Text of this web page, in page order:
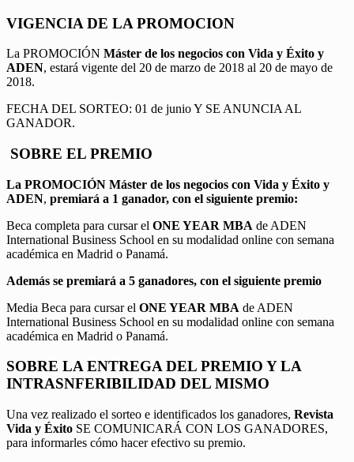
VIGENCIA DE LA PROMOCION
La PROMOCIÓN Máster de los negocios con Vida y Éxito y
ADEN, estará vigente del 20 de marzo de 2018 al 20 de mayo de
2018.
FECHA DEL SORTEO: 01 de junio Y SE ANUNCIA AL
GANADOR.
SOBRE EL PREMIO
La PROMOCIÓN Máster de los negocios con Vida y Éxito y
ADEN, premiará a 1 ganador, con el siguiente premio:
Beca completa para cursar el ONE YEAR MBA de ADEN
International Business School en su modalidad online con semana
académica en Madrid o Panamá.
Además se premiará a 5 ganadores, con el siguiente premio
Media Beca para cursar el ONE YEAR MBA de ADEN
International Business School en su modalidad online con semana
académica en Madrid o Panamá.
SOBRE LA ENTREGA DEL PREMIO Y LA
INTRASNFERIBILIDAD DEL MISMO
Una vez realizado el sorteo e identificados los ganadores, Revista
Vida y Éxito SE COMUNICARÁ CON LOS GANADORES,
para informarles cómo hacer efectivo su premio.